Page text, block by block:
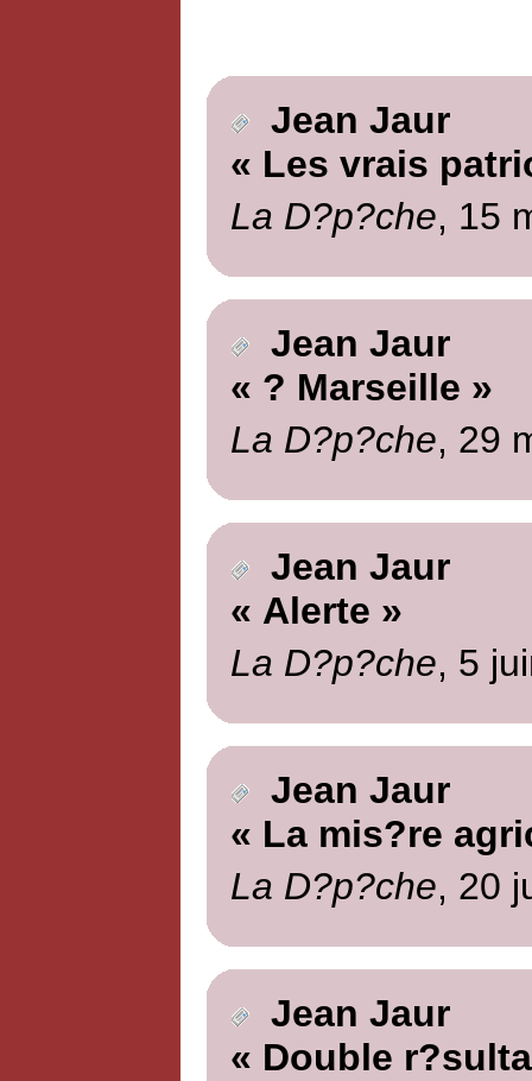
Jean Jaur
« Les vrais
La D?p?che, 15
Jean Jaur
« ? Marseille »
La D?p?che, 29
Jean Jaur
« Alerte »
La D?p?che, 5
Jean Jaur
« La mis?re
La D?p?che, 20
Jean Jaur
« Double